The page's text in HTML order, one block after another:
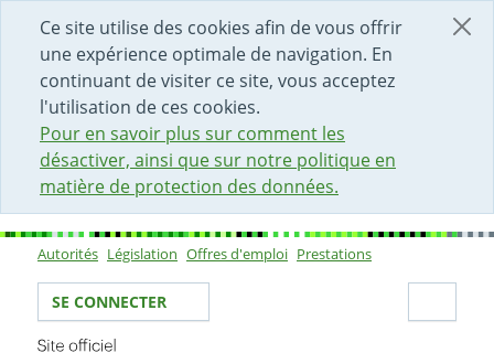
Ce site utilise des cookies afin de vous offrir
une expérience optimale de navigation. En
continuant de visiter ce site, vous acceptez
l'utilisation de ces cookies.
Pour en savoir plus sur comment les
désactiver, ainsi que sur notre politique en
matière de protection des données.
DÉBUT DU CONTENU DE LA PAGE
ACCÈS AU CHAMP DE RECHERCHE
PAGE D'ACCUEIL
FORMULAIRE DE CONTACT
Sous-navigation
Autorités Législation Offres d'emploi Prestations
Votre identité
SE CONNECTER